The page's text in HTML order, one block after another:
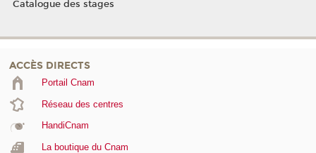
Catalogue des stages
ACCÈS DIRECTS
Portail Cnam
Réseau des centres
HandiCnam
La boutique du Cnam